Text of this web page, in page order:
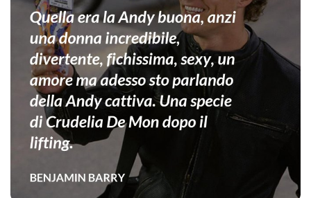
Andy
buona,
anzi
una
donna
incredibile,
divertente,